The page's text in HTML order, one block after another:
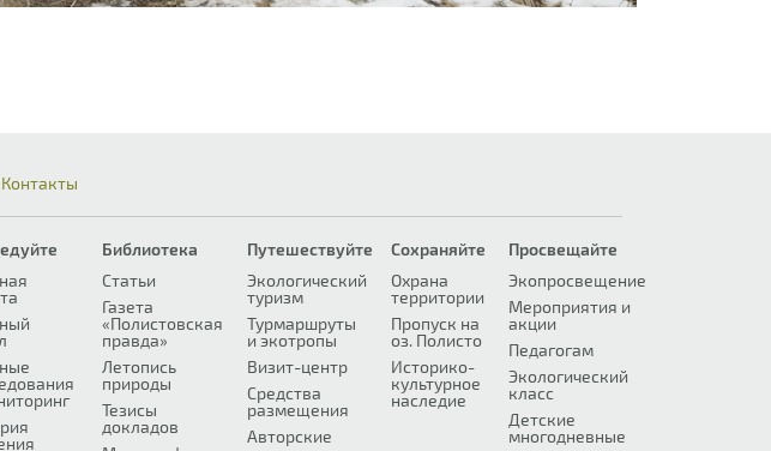
Контакты
Библиотека
Статьи
Газета
«Полистовская
правда»
Летопись
природы
Тезисы
докладов
Путешествуйте
Экологический
туризм
Турмаршруты
и экотропы
Визит-центр
Средства
размещения
Авторские
Сохраняйте
Охрана
территории
Пропуск на
оз. Полисто
Историко-
культурное
наследие
Просвещайте
Экопросвещение
Мероприятия и
акции
Педагогам
Экологический
класс
Детские
многодневные